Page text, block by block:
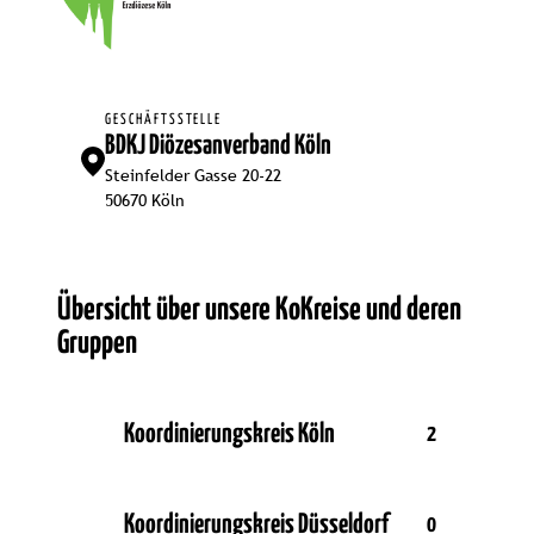
GESCHÄFTSSTELLE
BDKJ Diözesanverband Köln
Steinfelder Gasse 20-22
50670 Köln
Übersicht über unsere KoKreise und deren
Gruppen
Koordinierungskreis Köln 2
Koordinierungskreis Düsseldorf 0